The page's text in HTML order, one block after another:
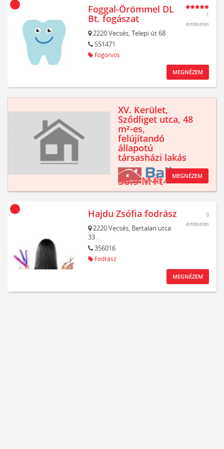
Foggal-Örömmel DL
Bt. fogászat
2220Vecsés,Telepi út 68
551471
Fogorvos
1
értékelés
MEGNÉZEM
XV. Kerület,
Sződliget utca, 48
m²-es,
felújítandó
állapotú
társasházi lakás
36.9 M Ft MEGNÉZEM
Hajdu Zsófia fodrász
2220Vecsés, Bertalan utca
33 .
356016
Fodrász
0
értékelés
MEGNÉZEM